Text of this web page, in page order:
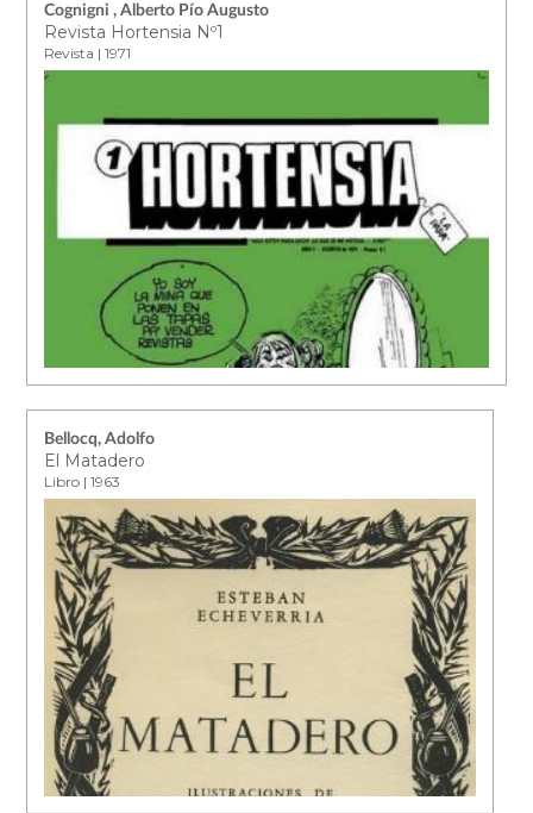
Cognigni , Alberto Pío Augusto
Revista Hortensia Nº1
Revista | 1971
Bellocq, Adolfo
El Matadero
Libro | 1963